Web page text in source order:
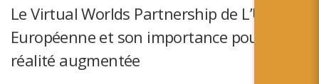
Le Virtual Worlds Partnership de L’Union
Européenne et son importance pour la
réalité augmentée